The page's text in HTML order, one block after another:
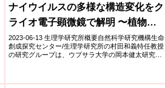
ナイウイルスの多様な構造変化をク
ライオ電子顕微鏡で解明 〜植物か
ら動物へ、ウイルスが進化する過程
を示唆〜
2023-06-13 生理学研究所概要自然科学研究機構生命
創成探究センター/生理学研究所の村田和義特任教授
の研究グループは、ウプサラ大学の岡本健太研究員